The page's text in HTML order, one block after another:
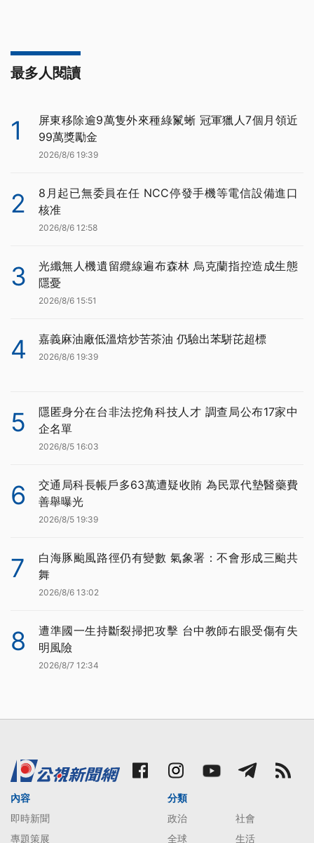
最多人閱讀
1
屏東移除逾9萬隻外來種綠鬣蜥 冠軍獵人7個月領近
99萬獎勵金
2026/8/6 19:39
2
8月起已無委員在任 NCC停發手機等電信設備進口
核准
2026/8/6 12:58
3
光纖無人機遺留纜線遍布森林 烏克蘭指控造成生態
隱憂
2026/8/6 15:51
4 嘉義麻油廠低溫焙炒苦茶油 仍驗出苯駢芘超標
2026/8/6 19:39
5
隱匿身分在台非法挖角科技人才 調查局公布17家中
企名單
2026/8/5 16:03
6
交通局科長帳戶多63萬遭疑收賄 為民眾代墊醫藥費
善舉曝光
2026/8/5 19:39
7
白海豚颱風路徑仍有變數 氣象署：不會形成三颱共
舞
2026/8/6 13:02
8
遭準國一生持斷裂掃把攻擊 台中教師右眼受傷有失
明風險
2026/8/7 12:34
內容
即時新聞
專題策展
分類
政治
社會
全球
生活